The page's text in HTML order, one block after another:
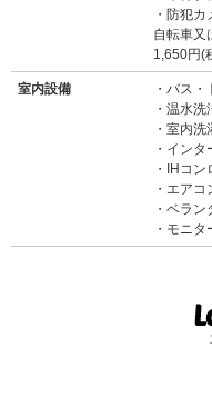
防犯カ
自転車又
1,650円(
室内設備
バス・
温水洗
室内洗
インタ
IHコン
エアコ
ベラン
モニタ